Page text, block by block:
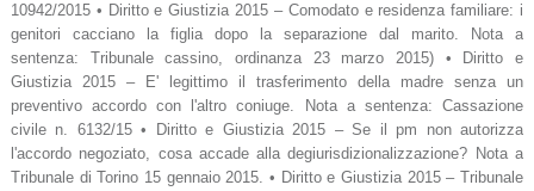
10942/2015 • Diritto e Giustizia 2015 – Comodato e residenza familiare: i
genitori cacciano la figlia dopo la separazione dal marito. Nota a
sentenza: Tribunale cassino, ordinanza 23 marzo 2015) • Diritto e
Giustizia 2015 – E' legittimo il trasferimento della madre senza un
preventivo accordo con l'altro coniuge. Nota a sentenza: Cassazione
civile n. 6132/15 • Diritto e Giustizia 2015 – Se il pm non autorizza
l'accordo negoziato, cosa accade alla degiurisdizionalizzazione? Nota a
Tribunale di Torino 15 gennaio 2015. • Diritto e Giustizia 2015 – Tribunale